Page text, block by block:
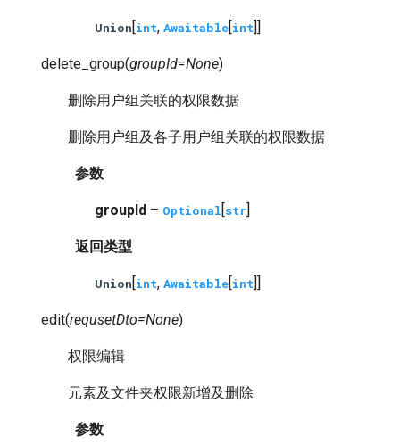
Union[int, Awaitable[int]]
delete_group(groupId=None)
删除用户组关联的权限数据
删除用户组及各子用户组关联的权限数据
参数
groupId – Optional[str]
返回类型
Union[int, Awaitable[int]]
edit(requsetDto=None)
权限编辑
元素及文件夹权限新增及删除
参数